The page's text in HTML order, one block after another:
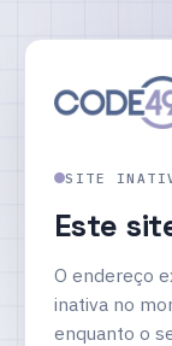
SITE
Este
O endereço
inativa no
enquanto o